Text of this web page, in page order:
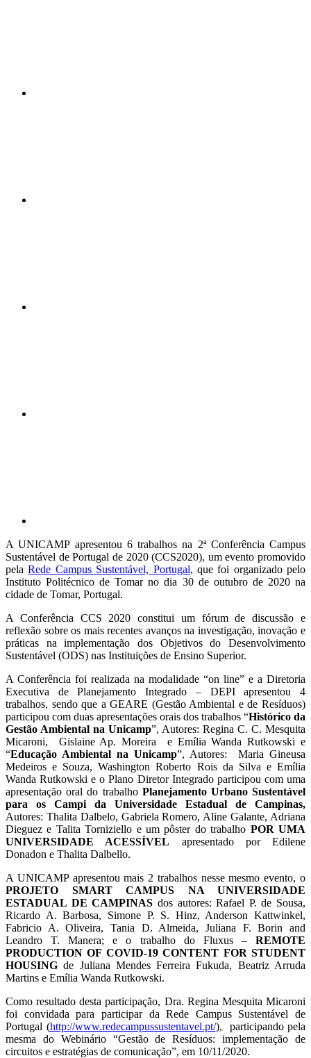
A UNICAMP apresentou 6 trabalhos na 2ª Conferência Campus
Sustentável de Portugal de 2020 (CCS2020), um evento promovido
pelaRede Campus Sustentável, Portugal, que foi organizado pelo
Instituto Politécnico de Tomar no dia 30 de outubro de 2020 na
cidade de Tomar, Portugal.
A Conferência CCS 2020 constitui um fórum de discussão e
reflexão sobre os mais recentes avanços na investigação, inovação e
práticas na implementação dos Objetivos do Desenvolvimento
Sustentável (ODS) nas Instituições de Ensino Superior.
A Conferência foi realizada na modalidade “on line” e a Diretoria
Executiva de Planejamento Integrado – DEPI apresentou 4
trabalhos, sendo que a GEARE (Gestão Ambiental e de Resíduos)
participou com duas apresentações orais dos trabalhos “Histórico da
Gestão Ambiental na Unicamp”, Autores: Regina C. C. Mesquita
Micaroni, Gislaine Ap. Moreira e Emília Wanda Rutkowski e
“Educação Ambiental na Unicamp”, Autores:
Maria Gineusa
Medeiros e Souza, Washington Roberto Rois da Silva e Emília
Wanda Rutkowski e o Plano Diretor Integrado participou com uma
apresentação oral do trabalho Planejamento Urbano Sustentável
para os Campi da Universidade Estadual de Campinas,
Autores: Thalita Dalbelo, Gabriela Romero, Aline Galante, Adriana
Dieguez e Talita Torniziello e um pôster do trabalho POR UMA
UNIVERSIDADE ACESSÍVEL apresentado por Edilene
Donadon e Thalita Dalbello.
A UNICAMP apresentou mais 2 trabalhos nesse mesmo evento, o
PROJETO SMART CAMPUS NA UNIVERSIDADE
ESTADUAL DE CAMPINAS dos autores: Rafael P. de Sousa,
Ricardo A. Barbosa, Simone P. S. Hinz, Anderson Kattwinkel,
Fabricio A. Oliveira, Tania D. Almeida, Juliana F. Borin and
Leandro T. Manera; e o trabalho do Fluxus –REMOTE
PRODUCTION OF COVID-19 CONTENT FOR STUDENT
HOUSINGde Juliana Mendes Ferreira Fukuda, Beatriz Arruda
Martins e Emília Wanda Rutkowski.
Como resultado desta participação, Dra. Regina Mesquita Micaroni
foi convidada para participar da Rede Campus Sustentável de
Portugal (http://www.redecampussustentavel.pt/), participando pela
mesma do Webinário “Gestão de Resíduos: implementação de
circuitos e estratégias de comunicação”, em 10/11/2020.